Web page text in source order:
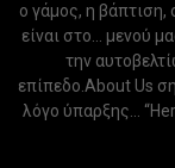
ο γάμος, η βάπτιση,
είναι στο... μενού
την
επίπεδο.About Us
λόγο ύπαρξης...